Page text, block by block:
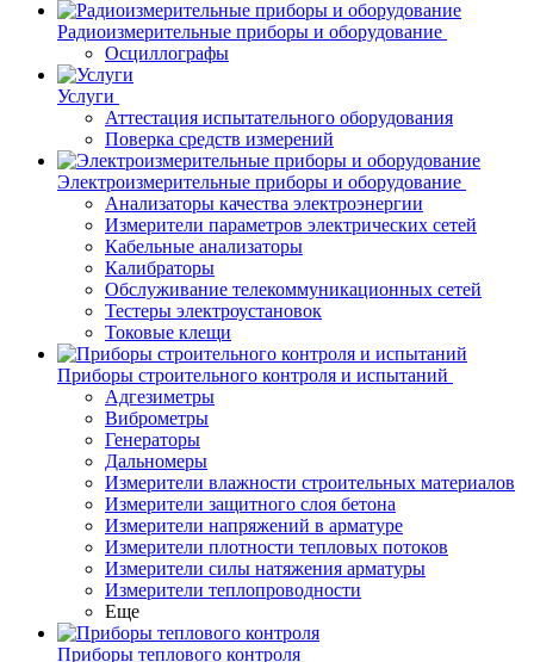
Радиоизмерительные приборы и оборудование
Осциллографы
Услуги
Аттестация испытательного оборудования
Поверка средств измерений
Электроизмерительные приборы и оборудование
Анализаторы качества электроэнергии
Измерители параметров электрических сетей
Кабельные анализаторы
Калибраторы
Обслуживание телекоммуникационных сетей
Тестеры электроустановок
Токовые клещи
Приборы строительного контроля и испытаний
Адгезиметры
Виброметры
Генераторы
Дальномеры
Измерители влажности строительных материалов
Измерители защитного слоя бетона
Измерители напряжений в арматуре
Измерители плотности тепловых потоков
Измерители силы натяжения арматуры
Измерители теплопроводности
Еще
Приборы теплового контроля